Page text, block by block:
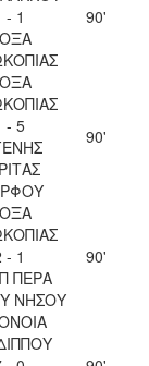
- 1
90'
- 5
90'
- 1
ΠΕΡΑ
ΝΗΣΟΥ
90'